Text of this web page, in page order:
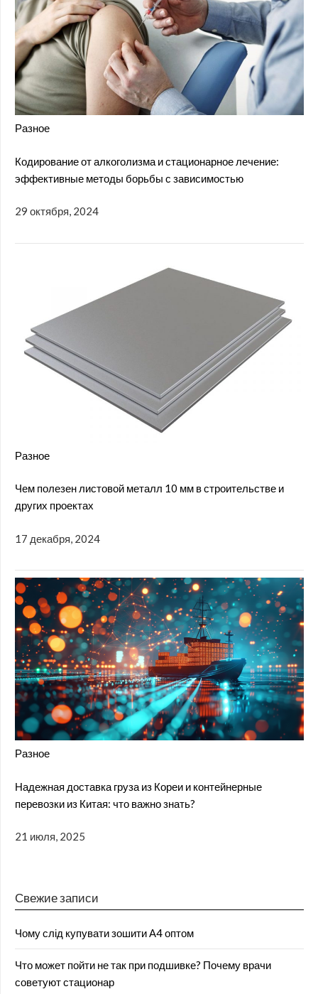
Разное
Кодирование от алкоголизма и стационарное лечение:
эффективные методы борьбы с зависимостью
29 октября, 2024
Разное
Чем полезен листовой металл 10 мм в строительстве и
других проектах
17 декабря, 2024
Разное
Надежная доставка груза из Кореи и контейнерные
перевозки из Китая: что важно знать?
21 июля, 2025
Свежие записи
Чому слід купувати зошити А4 оптом
Что может пойти не так при подшивке? Почему врачи
советуют стационар